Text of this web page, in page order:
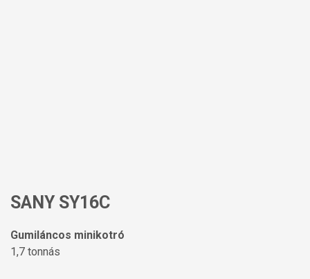
SANY SY16C
Gumiláncos minikotró
1,7 tonnás